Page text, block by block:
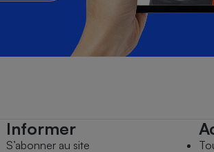
Informer
S’abonner au site